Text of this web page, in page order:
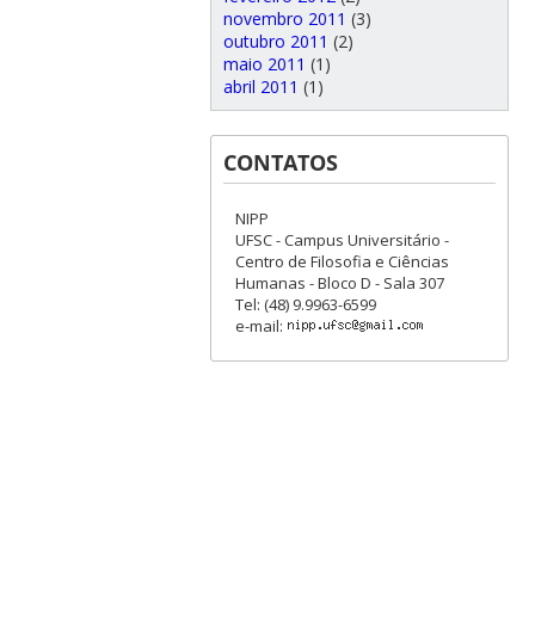
novembro 2011 (3)
outubro 2011 (2)
maio 2011 (1)
abril 2011 (1)
CONTATOS
NIPP
UFSC - Campus Universitário -
Centro de Filosofia e Ciências
Humanas - Bloco D - Sala 307
Tel: (48) 9.9963-6599
e-mail: